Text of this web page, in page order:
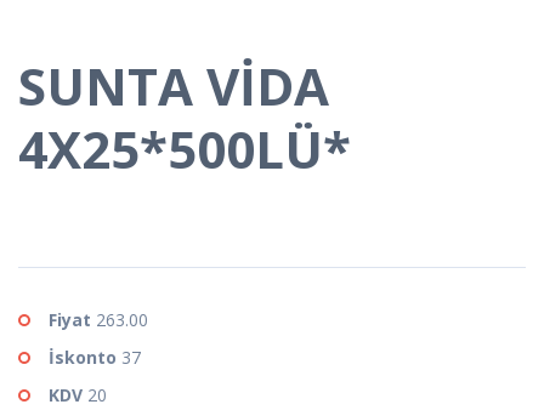
SUNTA VİDA
4X25*500LÜ*
Fiyat 263.00
İskonto 37
KDV 20